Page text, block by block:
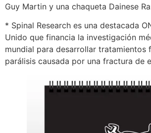
Guy Martin y una chaqueta Dainese
* Spinal Research es una destacada
Unido que financia la investigación
mundial para desarrollar tratamientos
parálisis causada por una fractura de